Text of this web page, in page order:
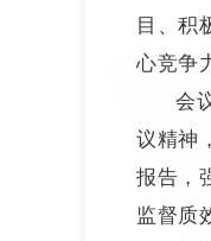
目、积
心竞争
会
议精神
报告，
监督质